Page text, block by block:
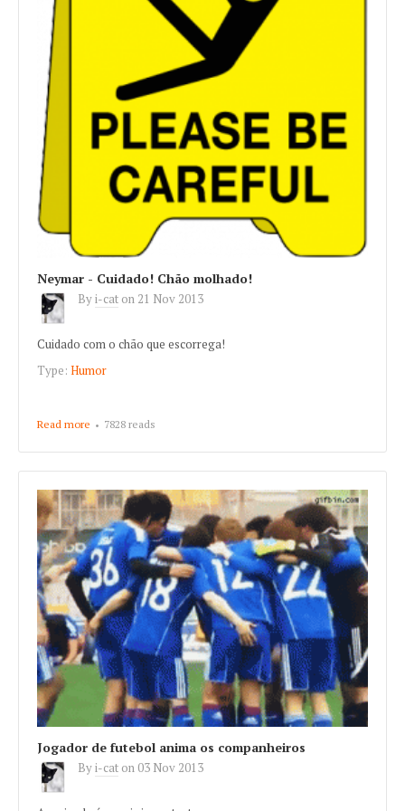
Neymar - Cuidado! Chão molhado!
Byi-cat on 21 Nov 2013
Cuidado com o chão que escorrega!
Type: Humor
Read more about Neymar - Cuidado! Chão molhado!
7828 reads
Jogador de futebol anima os companheiros
Byi-cat on 03 Nov 2013